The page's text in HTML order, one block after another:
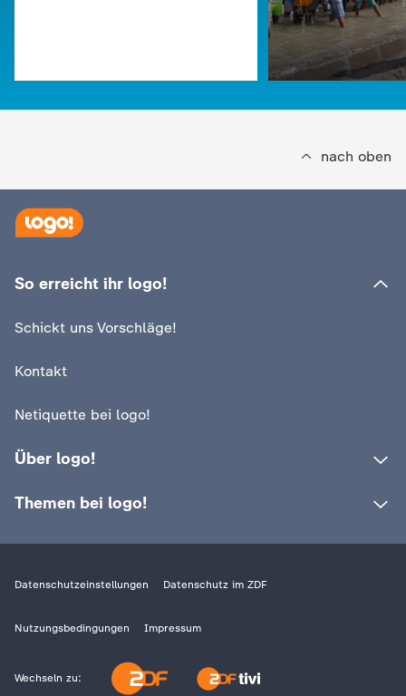
F
Wer KI-Inhalte kennzeichnen
Video1:25
nach oben
So erreicht ihr logo!
Schickt uns Vorschläge!
Kontakt
Netiquette bei logo!
Über logo!
Themen bei logo!
Datenschutzeinstellungen Datenschutz im ZDF
Nutzungsbedingungen Impressum
Wechseln zu: